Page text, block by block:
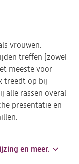
vrouwen.
treffen (zowel
meeste voor
treedt op bij
alle rassen overal
presentatie en
en meer.